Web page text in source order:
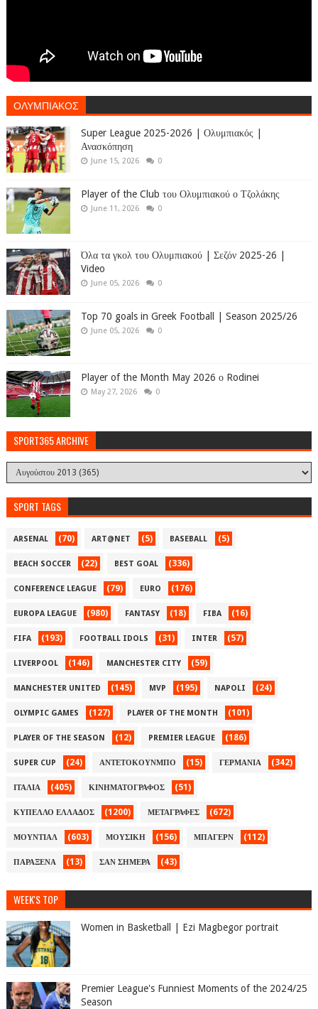
ΟΛΥΜΠΙΑΚΟΣ
Super League 2025-2026 | Ολυμπιακός |
Ανασκόπηση
June 15, 2026 0
Player of the Club του Ολυμπιακού ο Τζολάκης
June 11, 2026 0
Όλα τα γκολ του Ολυμπιακού | Σεζόν 2025-26 |
Video
June 05, 2026 0
Top 70 goals in Greek Football | Season 2025/26
June 05, 2026 0
Player of the Month May 2026 ο Rodinei
May 27, 2026 0
SPORT365 ARCHIVE
SPORT TAGS
ARSENAL (70) ART@NET (5) BASEBALL (5)
BEACH SOCCER (22) BEST GOAL (336)
CONFERENCE LEAGUE (79) EURO (176)
EUROPA LEAGUE (980) FANTASY (18) FIBA (16)
FIFA (193) FOOTBALL IDOLS (31) INTER (57)
LIVERPOOL (146) MANCHESTER CITY (59)
MANCHESTER UNITED (145) MVP (195) NAPOLI (24)
OLYMPIC GAMES (127) PLAYER OF THE MONTH (101)
PLAYER OF THE SEASON (12) PREMIER LEAGUE (186)
SUPER CUP (24) ΑΝΤΕΤΟΚΟΥΝΜΠΟ (15) ΓΕΡΜΑΝΙΑ (342)
ΙΤΑΛΙΑ (405) ΚΙΝΗΜΑΤΟΓΡΑΦΟΣ (51)
ΚΥΠΕΛΛΟ ΕΛΛΑΔΟΣ (1200) ΜΕΤΑΓΡΑΦΕΣ (672)
ΜΟΥΝΤΙΑΛ (603) ΜΟΥΣΙΚΗ (156) ΜΠΑΓΕΡΝ (112)
ΠΑΡΑΞΕΝΑ (13) ΣΑΝ ΣΗΜΕΡΑ (43)
WEEK'S TOP
Women in Basketball | Ezi Magbegor portrait
Premier League's Funniest Moments of the 2024/25
Season